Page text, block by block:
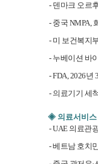
- 덴마크 오르
- 중국 NMPA,
- 미 보건복지
- 누베이션 바
-FDA, 2026년
- 의료기기 세
◈ 의료서비스
-UAE 의료관
-베트남 호치